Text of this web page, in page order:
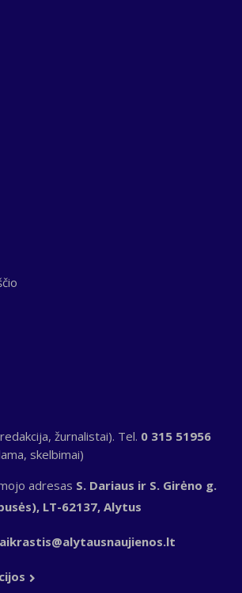
žurnalistai). Tel. 0 315 51956
skelbimai)
adresas S. Dariaus ir S. Girėno g.
LT-62137, Alytus